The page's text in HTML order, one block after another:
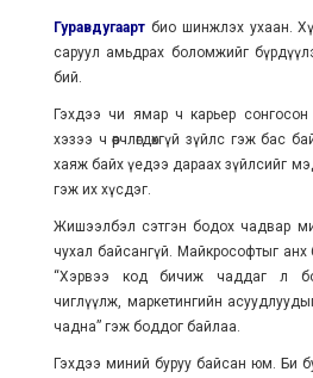
Гуравдугаартбио шинжлэх ухаан.
саруул амьдрах боломжийг
бий.
Гэхдээ чи ямар ч карьер сонгосон
хэзээ ч өөрчлөгдөхгүй зүйлс гэж бас
хаяж байх үедээ дараах зүйлсийг
гэж их хүсдэг.
Жишээлбэл сэтгэн бодох чадвар
чухал байсангүй. Майкрософтыг
“Хэрвээ код бичиж чаддаг л
чиглүүлж, маркетингийн
чадна” гэж боддог байлаа.
Гэхдээ миний буруу байсан юм. Би